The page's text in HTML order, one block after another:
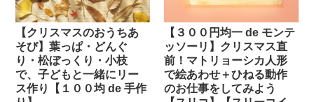
【クリスマスのおうちあ
そび】葉っぱ・どんぐ
り・松ぼっくり・小枝
で、子どもと一緒にリー
ス作り【１００均 de 手作
【３００円均一 de モンテ
ッソーリ】クリスマス直
前！マトリョーシカ人形
で絵あわせ＋ひねる動作
のお仕事をしてみよう